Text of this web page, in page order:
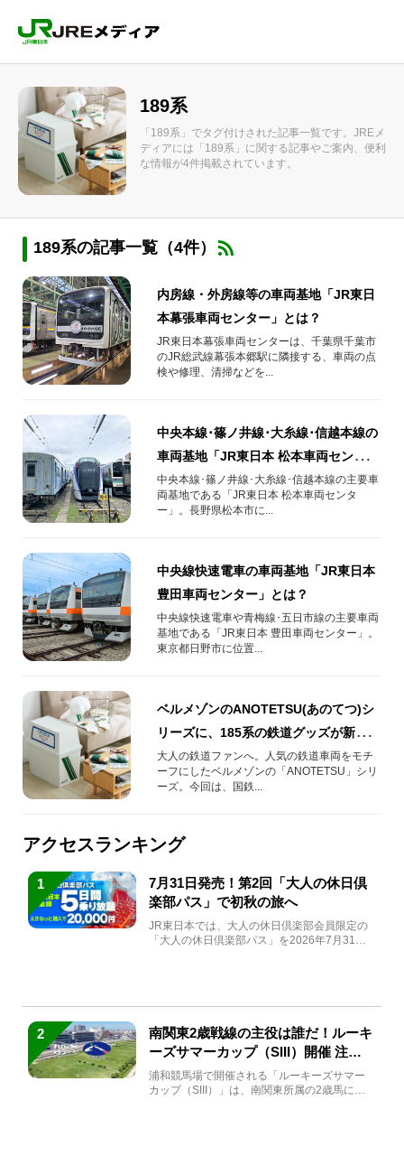
189系
「189系」でタグ付けされた記事一覧です。JREメ
ディアには「189系」に関する記事やご案内、便利
な情報が4件掲載されています。
189系の記事一覧（4件）
内房線・外房線等の車両基地「JR東日
本幕張車両センター」とは？
JR東日本幕張車両センターは、千葉県千葉市
のJR総武線幕張本郷駅に隣接する、車両の点
検や修理、清掃などを...
中央本線･篠ノ井線･大糸線･信越本線の
車両基地「JR東日本 松本車両センタ
ー」とは？
中央本線･篠ノ井線･大糸線･信越本線の主要車
両基地である「JR東日本 松本車両センタ
ー」。長野県松本市に...
中央線快速電車の車両基地「JR東日本
豊田車両センター」とは？
中央線快速電車や青梅線･五日市線の主要車両
基地である「JR東日本 豊田車両センター」。
東京都日野市に位置...
ベルメゾンのANOTETSU(あのてつ)シ
リーズに、185系の鉄道グッズが新登
場！
大人の鉄道ファンへ。人気の鉄道車両をモチ
ーフにしたベルメゾンの「ANOTETSU」シリ
ーズ。今回は、国鉄...
アクセスランキング
1
7月31日発売！第2回「大人の休日倶
楽部パス」で初秋の旅へ
JR東日本では、大人の休日倶楽部会員限定の
「大人の休日倶楽部パス」を2026年7月31日
2
南関東2歳戦線の主役は誰だ！ルーキ
ーズサマーカップ（SIII）開催 注目
馬と見どころをチェック
浦和競馬場で開催される「ルーキーズサマー
カップ（SIII）」は、南関東所属の2歳馬によ